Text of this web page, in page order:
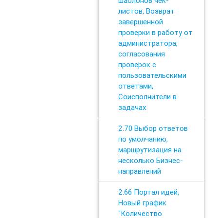
листов, Возврат
завершенной
проверки в работу от
администратора,
согласования
проверок с
пользовательскими
ответами,
Соисполнители в
задачах
2.70 Выбор ответов
по умолчанию,
маршрутизация на
несколько Бизнес-
направлений
2.66 Портал идей,
Новый график
"Количество